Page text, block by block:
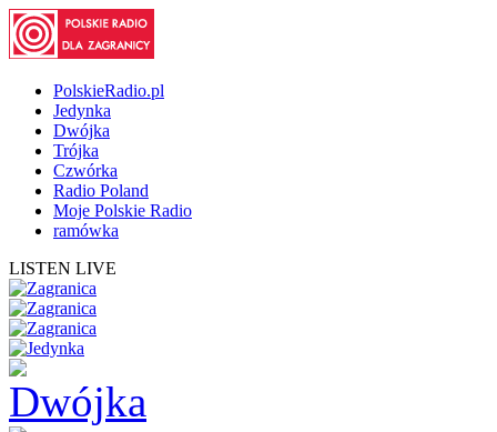
PolskieRadio.pl
Jedynka
Dwójka
Trójka
Czwórka
Radio Poland
Moje Polskie Radio
ramówka
LISTEN LIVE